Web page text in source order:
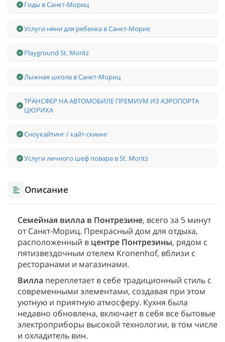
Гиды в Санкт-Мориц
Услуги няни для ребенка в Санкт-Морие
Playground St. Moritz
Лыжная школа в Санкт-Мориц
ТРАНСФЕР НА АВТОМОБИЛЕ ПРЕМИУМ ИЗ АЭРОПОРТА
ЦЮРИХА
Сноукайтинг / кайт-скиинг
Услуги личного шеф повара в St. Moritz
Описание
Семейная вилла в Понтрезине, всего за 5 минут
от Санкт-Мориц. Прекрасный дом для отдыха,
расположенный в центре Понтрезины, рядом с
пятизвездочным отелем Kronenhof, вблизи с
ресторанами и магазинами.
Вилла переплетает в себе традиционный стиль с
современными элементами, создавая при этом
уютную и приятную атмосферу. Кухня была
недавно обновлена, включает в себя все бытовые
электроприборы высокой технологии, в том числе
и охладитель вин.